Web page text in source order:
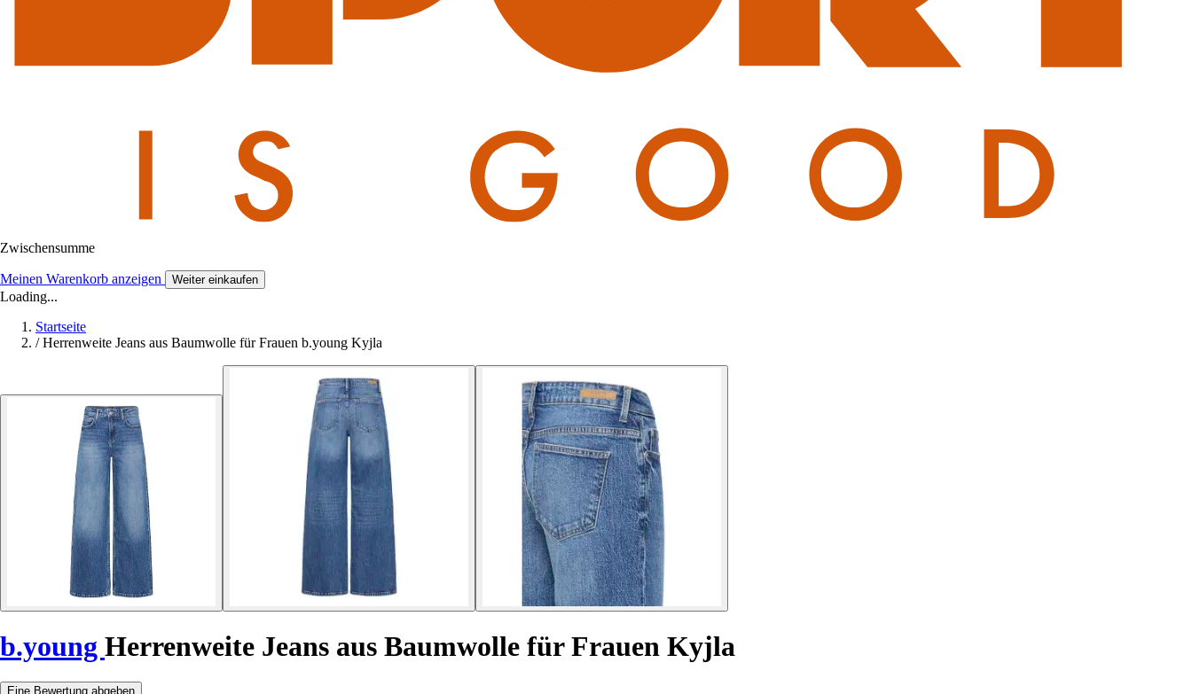
Zwischensumme
Meinen Warenkorb anzeigen Weiter einkaufen
Loading...
Startseite
/ Herrenweite Jeans aus Baumwolle für Frauen b.young Kyjla
b.young Herrenweite Jeans aus Baumwolle für Frauen Kyjla
Eine Bewertung abgeben